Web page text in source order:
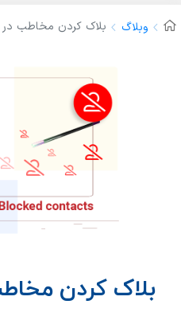
وبلاگ بلاک کردن مخاطب در
بلاک کردن